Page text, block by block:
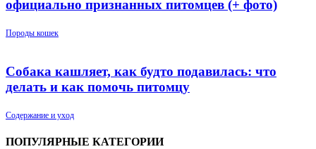
официально признанных питомцев (+ фото)
Породы кошек
Собака кашляет, как будто подавилась: что
делать и как помочь питомцу
Содержание и уход
ПОПУЛЯРНЫЕ КАТЕГОРИИ